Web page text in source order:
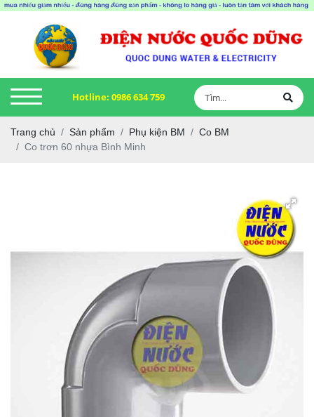
Hotline: 0986 634 759
Trang chủ Sản phẩm Phụ kiện BM
Co BM
Co trơn 60 nhựa Bình Minh